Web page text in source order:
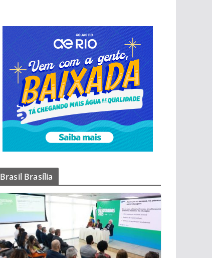
Brasil Brasília